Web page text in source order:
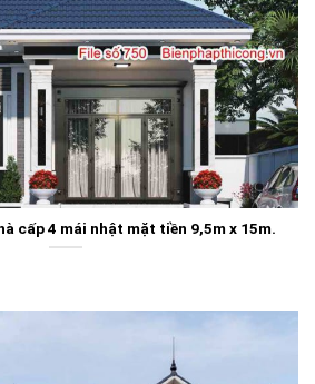
cấp 4 mái nhật mặt tiền 9,5m x 15m.